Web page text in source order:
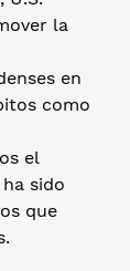
la
en
como
el
sido
que